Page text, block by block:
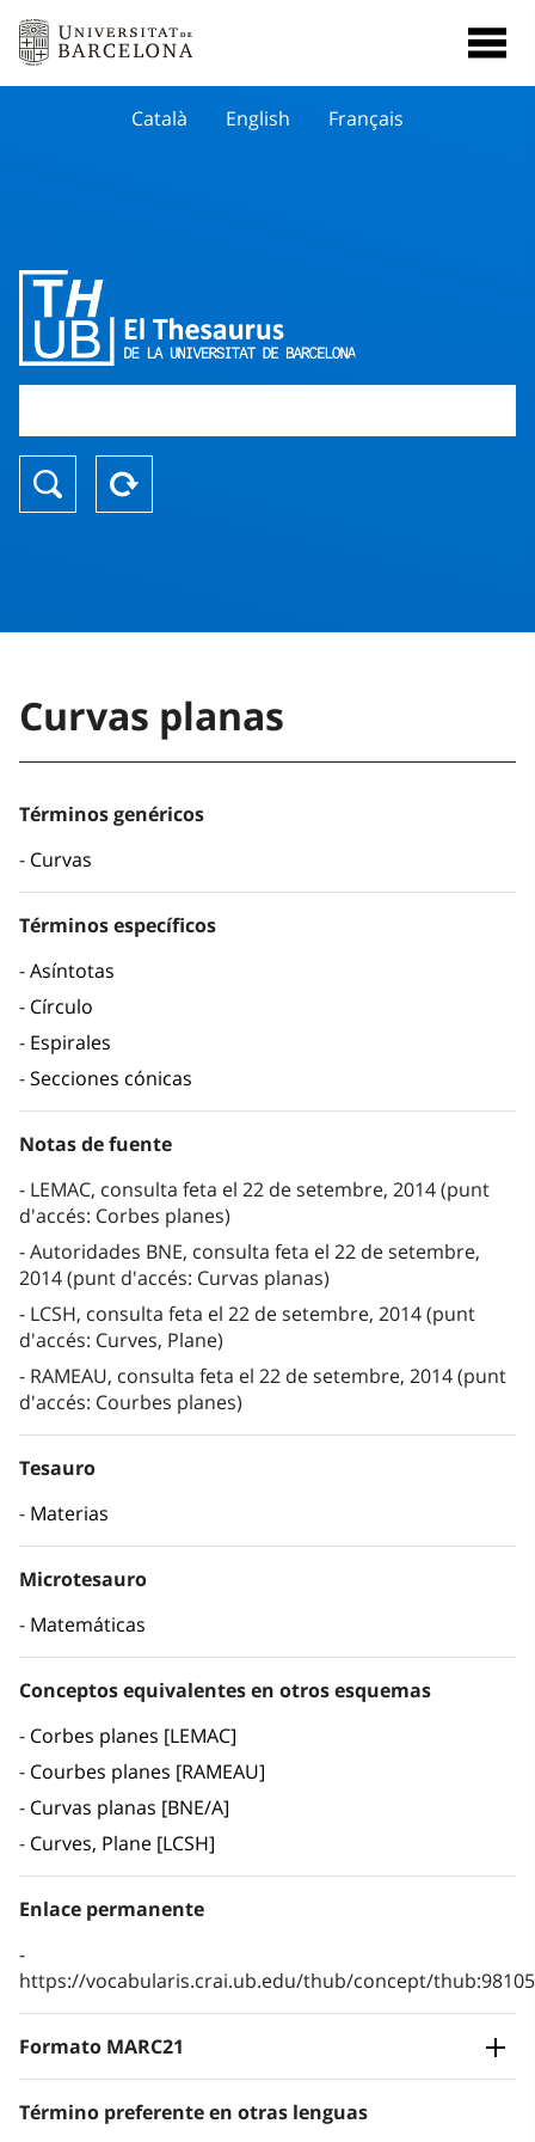
Català English Français
Curvas planas
Términos genéricos
Curvas
Términos específicos
Asíntotas
Círculo
Espirales
Secciones cónicas
Notas de fuente
LEMAC, consulta feta el 22 de setembre, 2014 (punt
d'accés: Corbes planes)
Autoridades BNE, consulta feta el 22 de setembre,
2014 (punt d'accés: Curvas planas)
LCSH, consulta feta el 22 de setembre, 2014 (punt
d'accés: Curves, Plane)
RAMEAU, consulta feta el 22 de setembre, 2014 (punt
d'accés: Courbes planes)
Tesauro
Materias
Microtesauro
Matemáticas
Conceptos equivalentes en otros esquemas
Corbes planes [LEMAC]
Courbes planes [RAMEAU]
Curvas planas [BNE/A]
Curves, Plane [LCSH]
Enlace permanente
https://vocabularis.crai.ub.edu/thub/concept/
Formato MARC21
Término preferente en otras lenguas